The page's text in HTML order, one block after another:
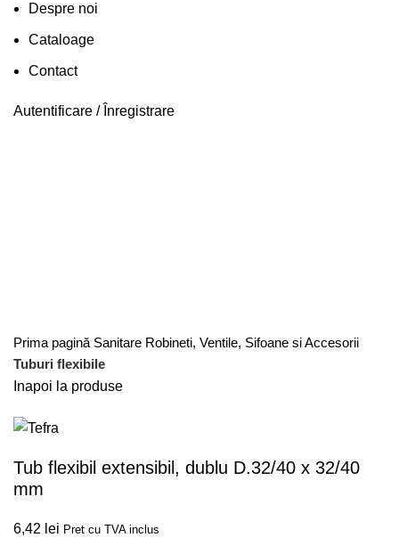
Despre noi
Cataloage
Contact
Autentificare / Înregistrare
Prima pagină Sanitare Robineti, Ventile, Sifoane si Accesorii
Tuburi flexibile
Inapoi la produse
Tub flexibil extensibil, dublu D.32/40 x 32/40
mm
6,42 lei Pret cu TVA inclus